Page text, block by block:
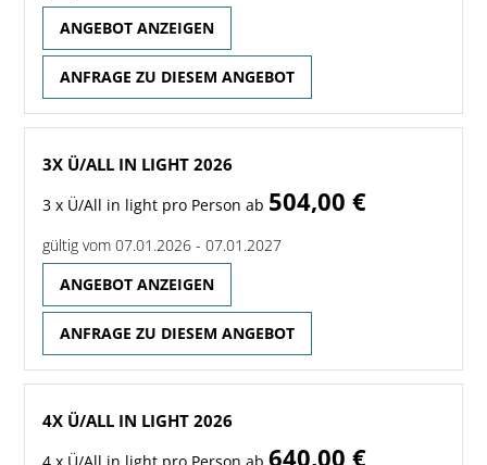
ANGEBOT ANZEIGEN
ANFRAGE ZU DIESEM ANGEBOT
3X Ü/ALL IN LIGHT 2026
3 x Ü/All in light pro Person ab 504,00 €
gültig vom 07.01.2026 - 07.01.2027
ANGEBOT ANZEIGEN
ANFRAGE ZU DIESEM ANGEBOT
4X Ü/ALL IN LIGHT 2026
640,00 €